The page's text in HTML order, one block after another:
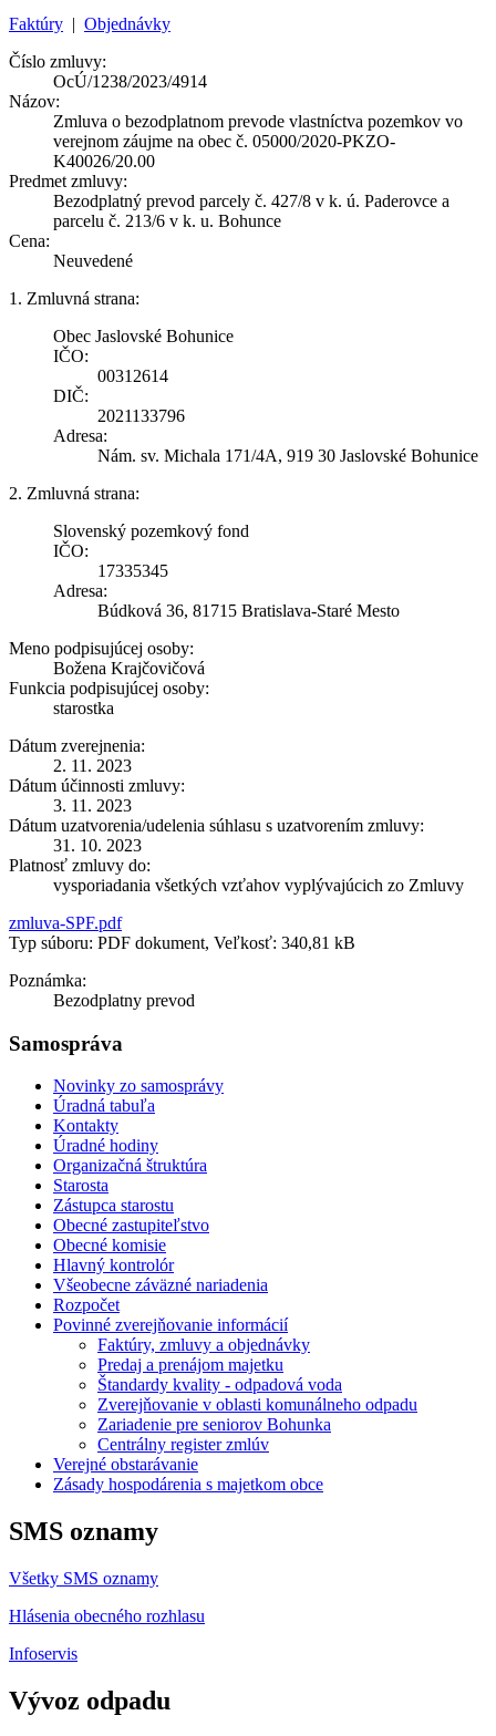
Faktúry | Objednávky
Číslo zmluvy:
OcÚ/1238/2023/4914
Názov:
Zmluva o bezodplatnom prevode vlastníctva pozemkov vo
verejnom záujme na obec č. 05000/2020-PKZO-
K40026/20.00
Predmet zmluvy:
Bezodplatný prevod parcely č. 427/8 v k. ú. Paderovce a
parcelu č. 213/6 v k. u. Bohunce
Cena:
Neuvedené
1. Zmluvná strana:
Obec Jaslovské Bohunice
IČO:
00312614
DIČ:
2021133796
Adresa:
Nám. sv. Michala 171/4A, 919 30 Jaslovské Bohunice
2. Zmluvná strana:
Slovenský pozemkový fond
IČO:
17335345
Adresa:
Búdková 36, 81715 Bratislava-Staré Mesto
Meno podpisujúcej osoby:
Božena Krajčovičová
Funkcia podpisujúcej osoby:
starostka
Dátum zverejnenia:
2. 11. 2023
Dátum účinnosti zmluvy:
3. 11. 2023
Dátum uzatvorenia/udelenia súhlasu s uzatvorením zmluvy:
31. 10. 2023
Platnosť zmluvy do:
vysporiadania všetkých vzťahov vyplývajúcich zo Zmluvy
zmluva-SPF.pdf
Typ súboru: PDF dokument, Veľkosť: 340,81 kB
Poznámka:
Bezodplatny prevod
Samospráva
Novinky zo samosprávy
Úradná tabuľa
Kontakty
Úradné hodiny
Organizačná štruktúra
Starosta
Zástupca starostu
Obecné zastupiteľstvo
Obecné komisie
Hlavný kontrolór
Všeobecne záväzné nariadenia
Rozpočet
Povinné zverejňovanie informácií
Faktúry, zmluvy a objednávky
Predaj a prenájom majetku
Štandardy kvality - odpadová voda
Zverejňovanie v oblasti komunálneho odpadu
Zariadenie pre seniorov Bohunka
Centrálny register zmlúv
Verejné obstarávanie
Zásady hospodárenia s majetkom obce
SMS oznamy
Všetky SMS oznamy
Hlásenia obecného rozhlasu
Infoservis
Vývoz odpadu